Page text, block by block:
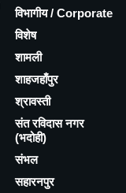
विभागीय / Corporate
विशेष
शामली
शाहजहाँपुर
श्रावस्ती
संत रविदास नगर
(भदोही)
संभल
सहारनपुर